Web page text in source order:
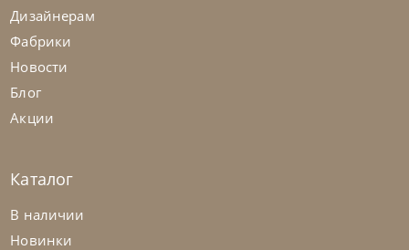
Natisa
Стол обеденный Vela
Дизайнерам
Фабрики
Новости
Блог
Акции
Каталог
В наличии
Новинки